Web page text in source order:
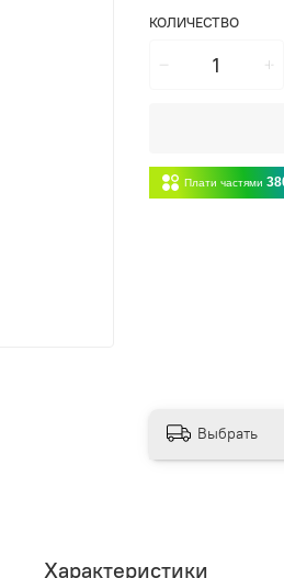
КОЛИЧЕСТВО
Плати частями
Выбрать
Характеристики